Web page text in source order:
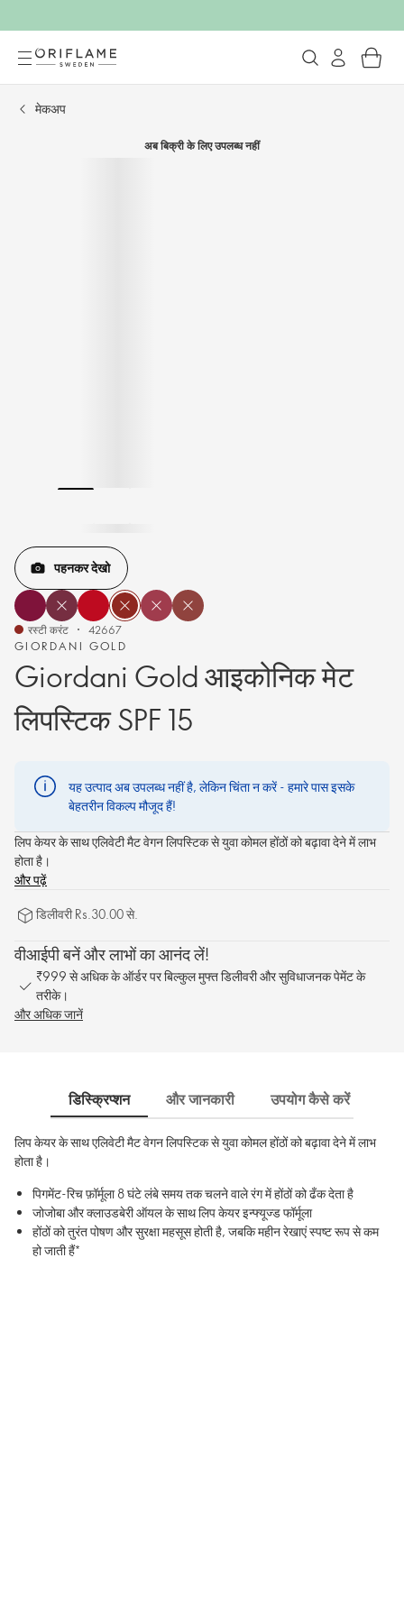
मेकअप
अब बिक्री के लिए उपलब्ध नहीं
GIORDANI GOLD
Giordani Gold आइकोनिक मेट
लिपस्टिक SPF 15
पहनकर देखो
रस्टी करंट 42667
यह उत्पाद अब उपलब्ध नहीं है, लेकिन चिंता न करें - हमारे पास इसके
बेहतरीन विकल्प मौजूद हैं!
लिप केयर के साथ एलिवेटी मैट वेगन लिपस्टिक से युवा कोमल होंठों को बढ़ावा देने में लाभ
होता है।
और पढ़ें
डिलीवरी Rs.30.00 से.
वीआईपी बनें और लाभों का आनंद लें!
₹999 से अधिक के ऑर्डर पर बिल्कुल मुफ्त डिलीवरी और सुविधाजनक पेमेंट के
तरीके।
और अधिक जानें
डिस्क्रिप्शन और जानकारी उपयोग कैसे करें
लिप केयर के साथ एलिवेटी मैट वेगन लिपस्टिक से युवा कोमल होंठों को बढ़ावा देने में लाभ
होता है।
पिगमेंट-रिच फ़ॉर्मूला 8 घंटे लंबे समय तक चलने वाले रंग में होंठों को ढँक देता है
जोजोबा और क्लाउडबेरी ऑयल के साथ लिप केयर इन्फ्यूज्ड फॉर्मूला
होंठों को तुरंत पोषण और सुरक्षा महसूस होती है, जबकि महीन रेखाएं स्पष्ट रूप से कम
हो जाती हैं*